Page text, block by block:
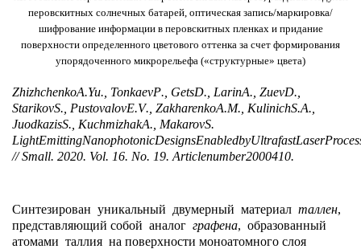
перовскитных солнечных батарей, оптическая запись/маркировка/
шифрование информации в перовскитных пленках и придание
поверхности определенного цветового оттенка за счет формирования
упорядоченного микрорельефа («структурные» цвета)
ZhizhchenkoA.Yu., TonkaevP., GetsD., LarinA., ZuevD.,
StarikovS., PustovalovE.V., ZakharenkoA.M., KulinichS.A.,
JuodkazisS., KuchmizhakA., MakarovS.
LightEmittingNanophotonicDesignsEnabledbyUltrafastLaser
//Small. 2020. Vol. 16. No. 19. Articlenumber2000410.
Синтезирован уникальный двумерный материал таллен,
представляющий собой аналог графена, образованный
атомами таллия на поверхности моноатомного слоя